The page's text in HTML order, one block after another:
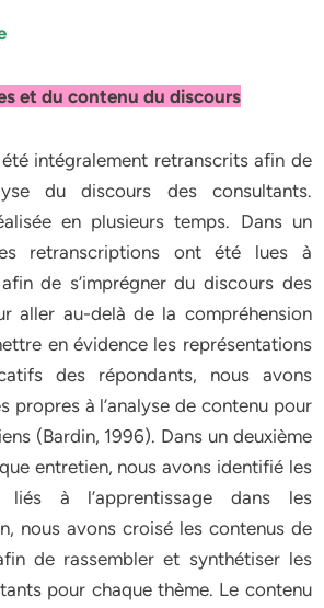
et du contenu du discours
intégralement retranscrits afin de
du discours des consultants.
en plusieurs temps. Dans un
retranscriptions ont été lues à
de s’imprégner du discours des
aller au-delà de la compréhension
en évidence les représentations
des répondants, nous avons
propres à l’analyse de contenu pour
(Bardin, 1996). Dans un deuxième
entretien, nous avons identifié les
liés à l’apprentissage dans les
nous avons croisé les contenus de
de rassembler et synthétiser les
pour chaque thème. Le contenu